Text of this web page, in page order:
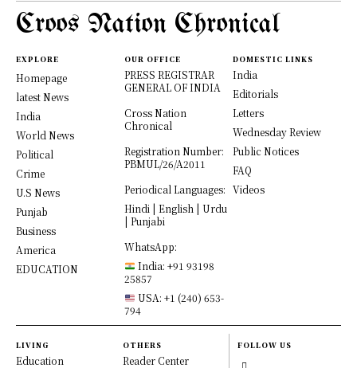
Croos Nation Chronical
EXPLORE
Homepage
latest News
India
World News
Political
Crime
U.S News
Punjab
Business
America
EDUCATION
OUR OFFICE
PRESS REGISTRAR
GENERAL OF INDIA
Cross Nation
Chronical
Registration Number:
PBMUL/26/A2011
Periodical Languages:
Hindi | English | Urdu
| Punjabi
WhatsApp:
India: +91 93198
25857
USA: +1 (240) 653-
794
DOMESTIC LINKS
India
Editorials
Letters
Wednesday Review
Public Notices
FAQ
Videos
LIVING
Education
OTHERS
Reader Center
FOLLOW US